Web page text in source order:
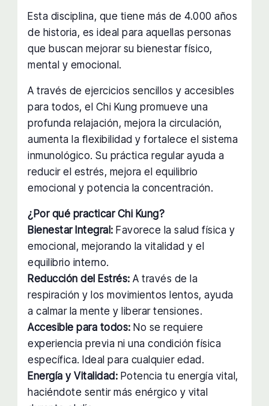
Esta disciplina, que tiene más de 4.000 años
de historia, es ideal para aquellas personas
que buscan mejorar su bienestar físico,
mental y emocional.
A través de ejercicios sencillos y accesibles
para todos, el Chi Kung promueve una
profunda relajación, mejora la circulación,
aumenta la flexibilidad y fortalece el sistema
inmunológico. Su práctica regular ayuda a
reducir el estrés, mejora el equilibrio
emocional y potencia la concentración.
¿Por qué practicar Chi Kung?
Bienestar Integral: Favorece la salud física y
emocional, mejorando la vitalidad y el
equilibrio interno.
Reducción del Estrés: A través de la
respiración y los movimientos lentos, ayuda
a calmar la mente y liberar tensiones.
Accesible para todos: No se requiere
experiencia previa ni una condición física
específica. Ideal para cualquier edad.
Energía y Vitalidad: Potencia tu energía vital,
haciéndote sentir más enérgico y vital